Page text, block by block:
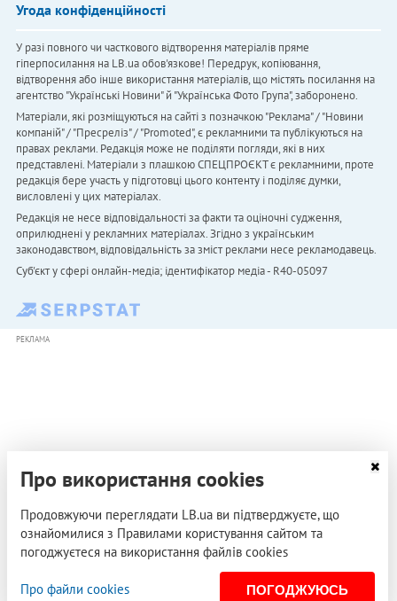
Угода конфіденційності
У разі повного чи часткового відтворення матеріалів пряме
гіперпосилання на LB.ua обов'язкове! Передрук, копіювання,
відтворення або інше використання матеріалів, що містять посилання на
агентство "Українськi Новини" й "Українська Фото Група", заборонено.
Матеріали, які розміщуються на сайті з позначкою "Реклама" / "Новини
компаній" / "Пресреліз" / "Promoted", є рекламними та публікуються на
правах реклами. Редакція може не поділяти погляди, які в них
представлені. Матеріали з плашкою СПЕЦПРОЄКТ є рекламними, проте
редакція бере участь у підготовці цього контенту і поділяє думки,
висловлені у цих матеріалах.
Редакція не несе відповідальності за факти та оціночні судження,
оприлюднені у рекламних матеріалах. Згідно з українським
законодавством, відповідальність за зміст реклами несе рекламодавець.
Cуб'єкт у сфері онлайн-медіа; ідентифікатор медіа - R40-05097
РЕКЛАМА
Про використання cookies
Продовжуючи переглядати LB.ua ви підтверджуєте, що
ознайомилися з Правилами користування сайтом та
погоджуєтеся на використання файлів cookies
Про файли cookies ПОГОДЖУЮСЬ